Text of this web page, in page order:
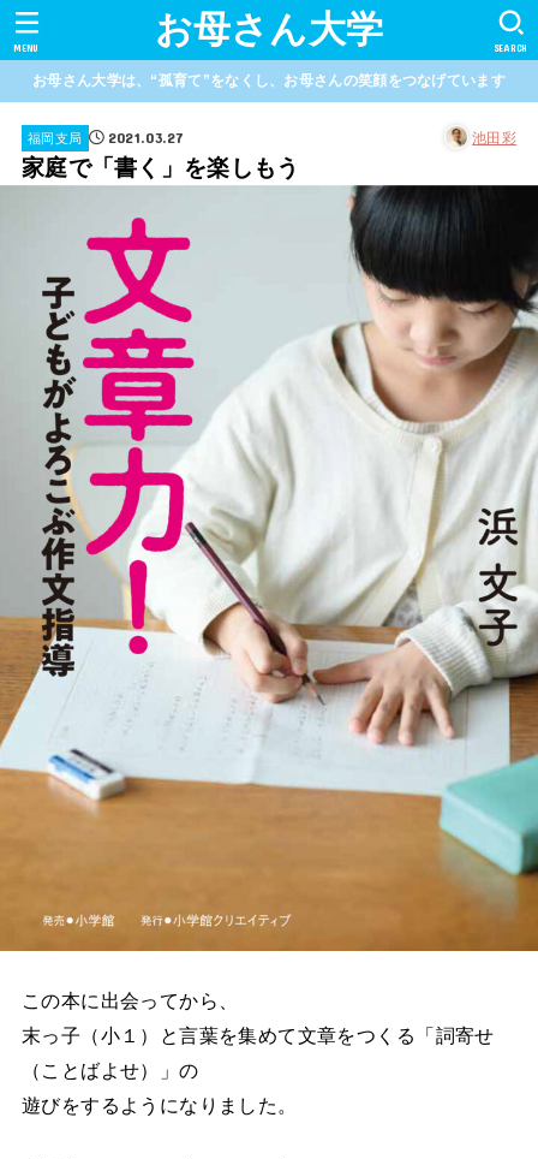
お母さん大学 SEARCH
MENU
お母さん大学は、“孤育て”をなくし、お母さんの笑顔をつなげています
福岡支局 2021.03.27 池田彩
家庭で「書く」を楽しもう
この本に出会ってから、
末っ子（小１）と言葉を集めて文章をつくる「詞寄せ
（ことばよせ）」の
遊びをするようになりました。